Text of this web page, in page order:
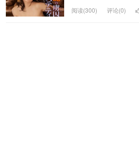
阅读(300) 评论(0)